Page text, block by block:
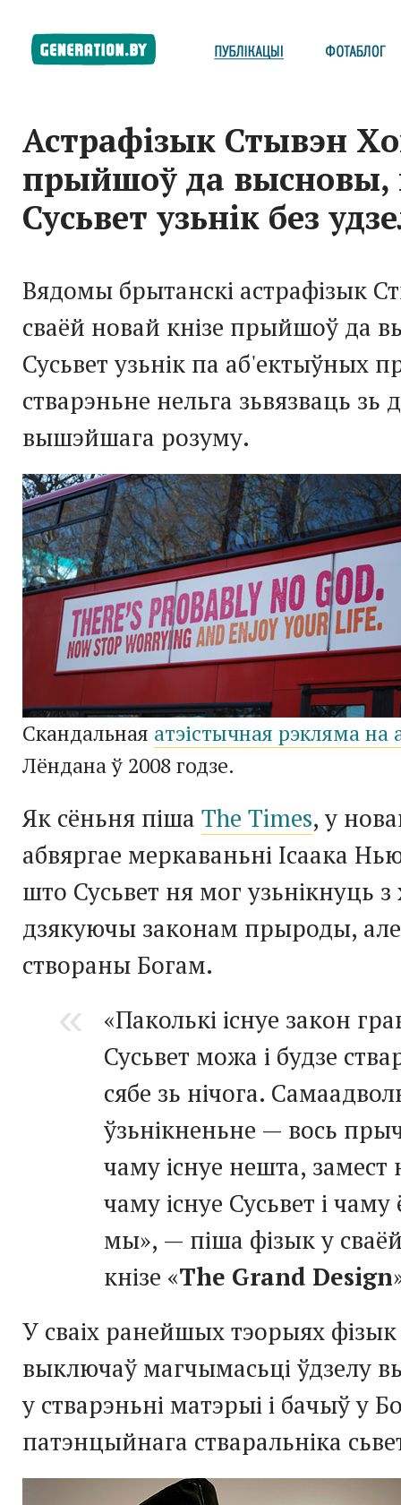
Астрафізык Стывэн
прыйшоў да высновы,
Сусьвет узьнік без
Вядомы брытанскі астрафізык
сваёй новай кнізе прыйшоў да
Сусьвет узьнік па аб'ектыўных
стварэньне нельга зьвязваць зь
вышэйшага розуму.
Скандальная атэістычная рэкляма на
Лёндана ў 2008 годзе.
Як сёньня піша The Times, у
абвяргае меркаваньні Ісаака
што Сусьвет ня мог узьнікнуць з
дзякуючы законам прыроды,
створаны Богам.
«Паколькі існуе закон
Сусьвет можа і будзе
сябе зь нічога.
ўзьнікненьне — вось
чаму існуе нешта, замест
чаму існуе Сусьвет і чаму
мы», — піша фізык у
кнізе «The Grand Design
У сваіх ранейшых тэорыях
выключаў магчымасьці ўдзелу
у стварэньні матэрыі і бачыў у
патэнцыйнага стваральніка